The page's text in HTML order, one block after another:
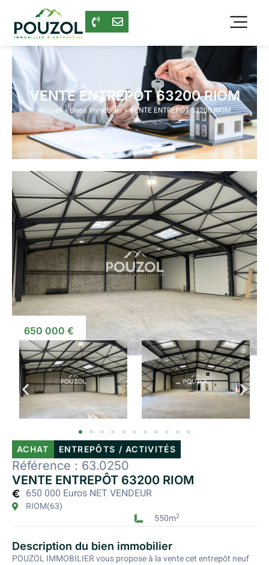
VENTE ENTREPÔT 63200 RIOM
Accueil»Biens Immobilier»VENTE ENTREPÔT 63200 RIOM
650 000 €
ACHAT ENTREPÔTS / ACTIVITÉS
Référence : 63.0250
VENTE ENTREPÔT 63200 RIOM
650 000 Euros NET VENDEUR
RIOM(63)
550m2
Description du bien immobilier
POUZOL IMMOBILIER vous propose à la vente cet entrepôt neuf